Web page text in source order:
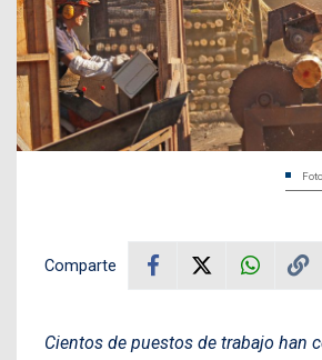
Comparte
Cientos de puestos de trabajo han